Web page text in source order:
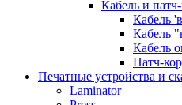
Кабель и
Кабель
Кабель
Кабель
Патч-
Печатные устройства и
Laminator